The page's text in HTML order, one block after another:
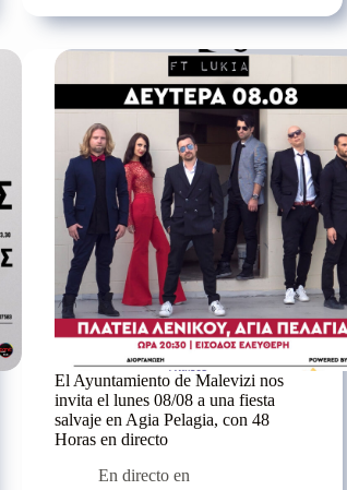
darnos
una
única
en
Isla
del
Deseo
El Ayuntamiento de Malevizi nos
invita el lunes 08/08 a una fiesta
salvaje en Agia Pelagia, con 48
Horas en directo
En directo en